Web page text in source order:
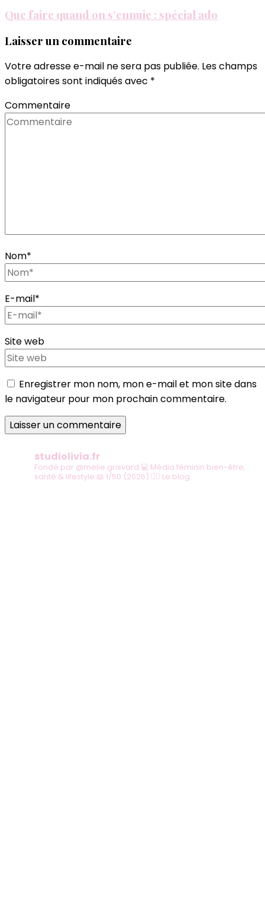
Que faire quand on s’ennuie : spécial ado
Laisser un commentaire
Votre adresse e-mail ne sera pas publiée. Les champs
obligatoires sont indiqués avec *
Commentaire
Nom*
E-mail*
Site web
Enregistrer mon nom, mon e-mail et mon site dans
le navigateur pour mon prochain commentaire.
studiolivia.fr
Fondé par @melie.grisvard 💻 Média féminin bien-être,
santé & lifestyle 📖 1/50 (2026) 👇🏻 Le blog